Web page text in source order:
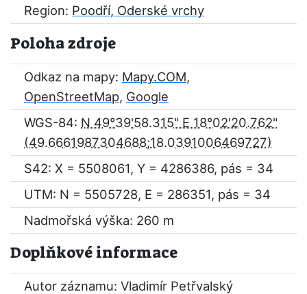
Region: Poodří, Oderské vrchy
Poloha zdroje
Odkaz na mapy: Mapy.COM,
OpenStreetMap, Google
WGS-84: N 49°39'58.315" E 18°02'20.762"
S42: X = 5508061, Y = 4286386, pás = 34
UTM: N = 5505728, E = 286351, pás = 34
Nadmořská výška: 260 m
Doplňkové informace
Autor záznamu: Vladimír Petřvalský